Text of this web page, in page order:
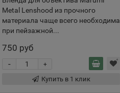
Metal Lenshood из прочного
материала чаще всего необходима
при пейзажной...
750 руб
+
-
Купить в 1 клик